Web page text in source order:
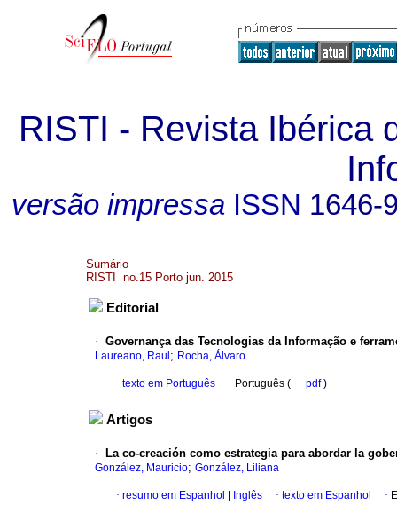
RISTI - Revista Ibérica
versão impressa ISSN 1646-
Sumário
RISTI no.15 Porto jun. 2015
Editorial
· Governança das Tecnologias da Informação e
Laureano, Raul ; Rocha, Álvaro
· texto em Português · Português ( pdf)
Artigos
· La co-creación como estrategia para abordar la
González, Mauricio; González, Liliana
· resumo em Espanhol Inglês · texto em Espanhol ·